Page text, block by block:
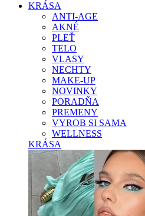
KRÁSA
ANTI-AGE
AKNÉ
PLEŤ
TELO
VLASY
NECHTY
MAKE-UP
NOVINKY
PORADŇA
PREMENY
VYROB SI SAMA
WELLNESS
KRÁSA